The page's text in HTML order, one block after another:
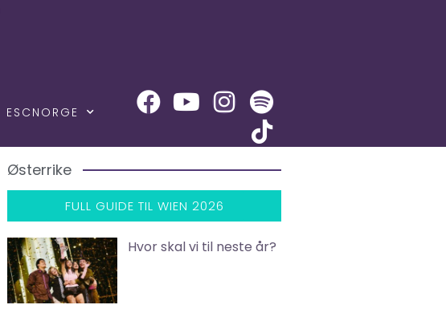
ESCNORGE
Østerrike
FULL GUIDE TIL WIEN 2026
Hvor skal vi til neste år?